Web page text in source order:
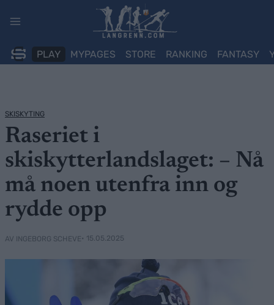
PLAY MYPAGES STORE RANKING FANTASY
SKISKYTING
Raseriet i
skiskytterlandslaget: – Nå
må noen utenfra inn og
rydde opp
AV INGEBORG SCHEVE• 15.05.2025